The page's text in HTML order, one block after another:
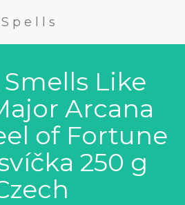
Like
Arcana
of Fortune
250 g